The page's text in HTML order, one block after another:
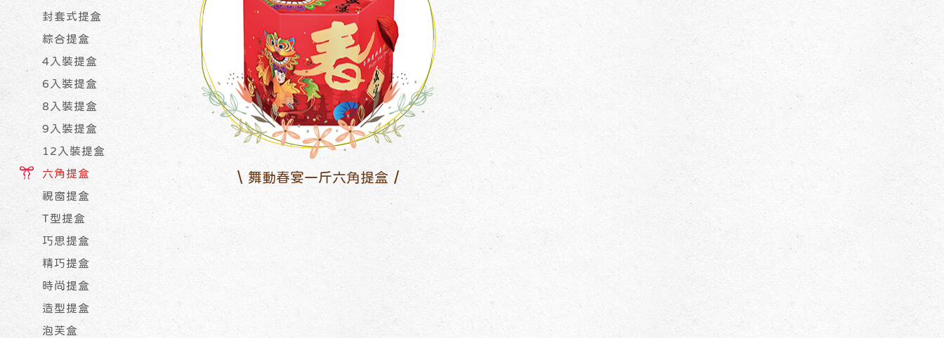
封套式提盒
綜合提盒
4入裝提盒
6入裝提盒
8入裝提盒
9入裝提盒
12入裝提盒
六角提盒
視窗提盒
T型提盒
巧思提盒
精巧提盒
時尚提盒
造型提盒
泡芙盒
舞動春宴一斤六角提盒